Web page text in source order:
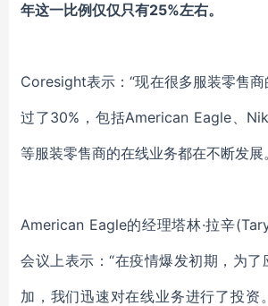
年这一比例仅仅只有25%左右。
Coresight表示：“现在很多服装零售
过了30%，包括American Eagle、
等服装零售商的在线业务都在不断发展。
American Eagle的经理塔林·拉辛
会议上表示：“在疫情爆发初期，为了
加，我们迅速对在线业务进行了投资